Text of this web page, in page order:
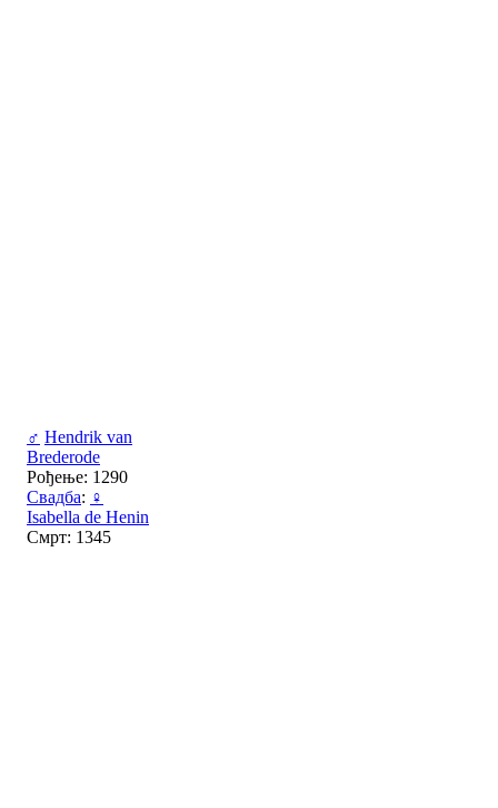
♂ Hendrik van
Brederode
Рођење: 1290
Свадба: ♀
Isabella de Henin
Смрт: 1345